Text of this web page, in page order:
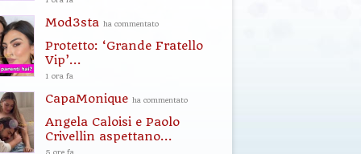
Mod3sta ha commentato
Protetto: ‘Grande Fratello
Vip’...
1 ora fa
CapaMonique ha commentato
Angela Caloisi e Paolo
Crivellin aspettano...
5 ore fa